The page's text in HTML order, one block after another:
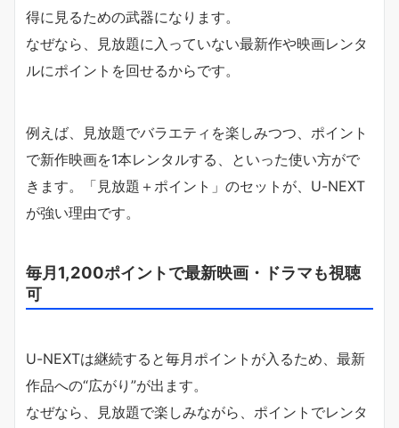
得に見るための武器になります。
なぜなら、見放題に入っていない最新作や映画レンタ
ルにポイントを回せるからです。
例えば、見放題でバラエティを楽しみつつ、ポイント
で新作映画を1本レンタルする、といった使い方がで
きます。「見放題＋ポイント」のセットが、U-NEXT
が強い理由です。
毎月1,200ポイントで最新映画・ドラマも視聴
可
U-NEXTは継続すると毎月ポイントが入るため、最新
作品への“広がり”が出ます。
なぜなら、見放題で楽しみながら、ポイントでレンタ